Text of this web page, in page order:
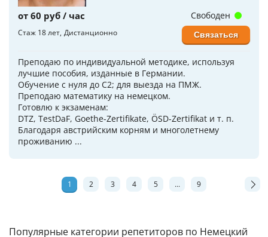
Популярные категории репетиторов по Немецкий
от 60 руб / час
Стаж 18 лет Дистанционно
Преподаю по индивидуальной методике, используя
лучшие пособия, изданные в Германии.
Обучение с нуля до C2; для выезда на ПМЖ.
Преподаю математику на немецком.
Готовлю к экзаменам:
DTZ, TestDaF, Goethe-Zertifikate, ÖSD-Zertifikat и т. п.
Благодаря австрийским корням и многолетнему
проживанию ...
Свободен
Связаться
1 2 3 4 5 ... 9